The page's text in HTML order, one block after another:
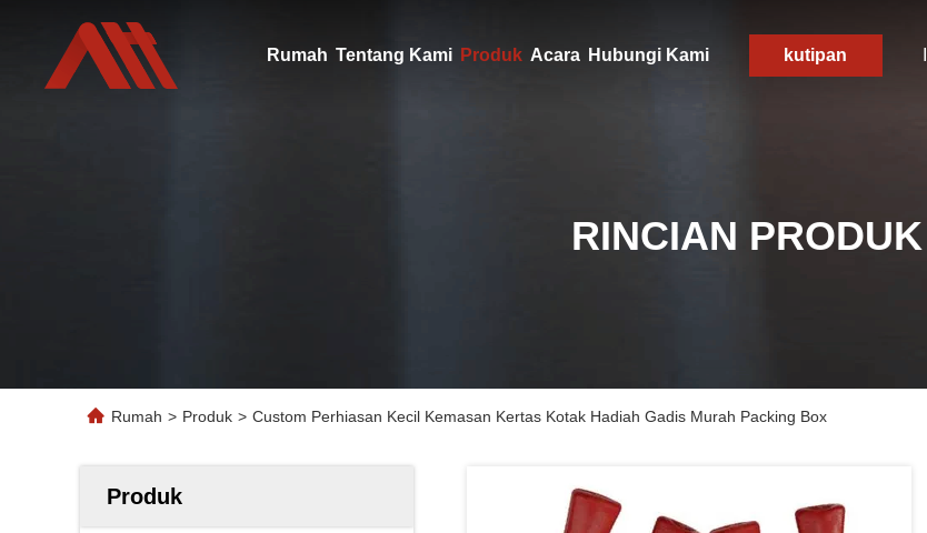
Rumah Tentang Kami Produk Acara Hubungi Kami kutipan
RINCIAN PRODUK
Rumah > Produk > Custom Perhiasan Kecil Kemasan Kertas Kotak Hadiah Gadis Murah Packing Box
Produk